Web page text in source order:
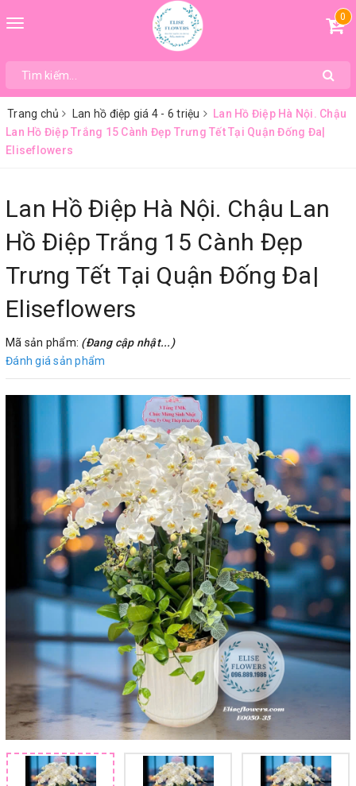
Toggle
0
Trang chủ Lan hồ điệp giá 4 - 6 triệu
Lan Hồ Điệp Hà Nội. Chậu
Lan Hồ Điệp Trắng 15 Cành Đẹp Trưng Tết Tại Quận Đống Đa|
Eliseflowers
Lan Hồ Điệp Hà Nội. Chậu Lan
Hồ Điệp Trắng 15 Cành Đẹp
Trưng Tết Tại Quận Đống Đa|
Eliseflowers
Mã sản phẩm: (Đang cập nhật...)
Đánh giá sản phẩm